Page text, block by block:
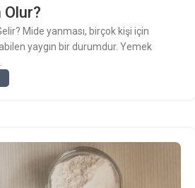
Olur?
Mide yanması, birçok kişi için
yaygın bir durumdur. Yemek